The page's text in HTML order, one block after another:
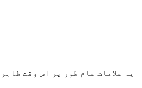
یہ علامات عام طور پر اس وقت